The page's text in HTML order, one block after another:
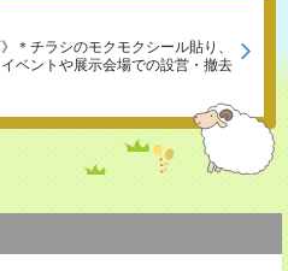
＊チラシのモクモクシール貼り、
イベントや展示会場での設営・撤去